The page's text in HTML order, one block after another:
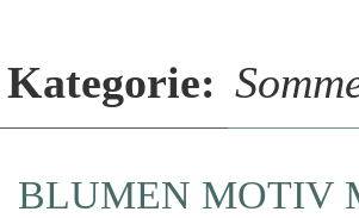
Kategorie:
BLUMEN MOTIV